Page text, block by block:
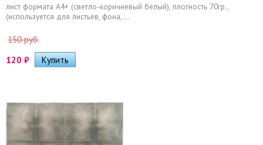
лист формата А4+ (светло-коричневый белый), плотность 70гр.,
(используется для листьев, фона,...
150 руб.
120 ₽